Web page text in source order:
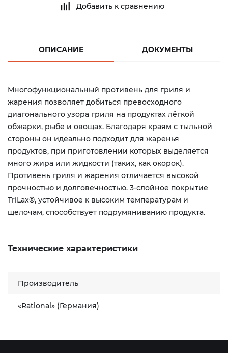
Добавить к сравнению
ОПИСАНИЕ ДОКУМЕНТЫ
Многофункциональный противень для гриля и
жарения позволяет добиться превосходного
диагонального узора гриля на продуктах лёгкой
обжарки, рыбе и овощах. Благодаря краям с тыльной
стороны он идеально подходит для жаренья
продуктов, при приготовлении которых выделяется
много жира или жидкости (таких, как окорок).
Противень гриля и жарения отличается высокой
прочностью и долговечностью. 3-слойное покрытие
TriLax®, устойчивое к высоким температурам и
щелочам, способствует подрумяниванию продукта.
Технические характеристики
Производитель
«Rational» (Германия)